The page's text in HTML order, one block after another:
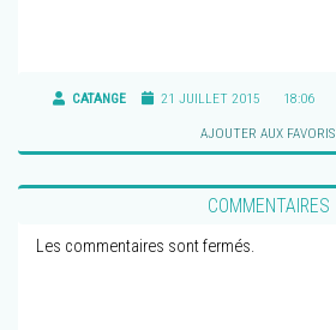
CATANGE 21 JUILLET 2015 18:06
AJOUTER AUX FAVORIS
COMMENTAIRES
Les commentaires sont fermés.